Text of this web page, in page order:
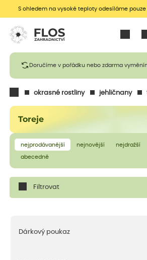
S ohledem na vysoké teploty odesíláme
Doručíme v pořádku nebo zdarma
okrasné rostliny jehličnany
Toreje
nejprodávanější nejnovější nejdražší
abecedně
Filtrovat
Dárkový poukaz